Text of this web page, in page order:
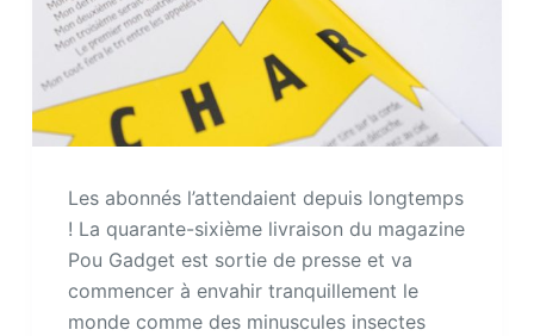
Les abonnés l’attendaient depuis longtemps
! La quarante-sixième livraison du magazine
Pou Gadget est sortie de presse et va
commencer à envahir tranquillement le
monde comme des minuscules insectes